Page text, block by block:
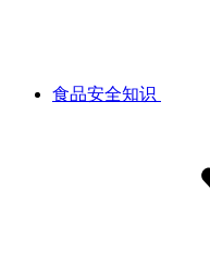
食品安全知识